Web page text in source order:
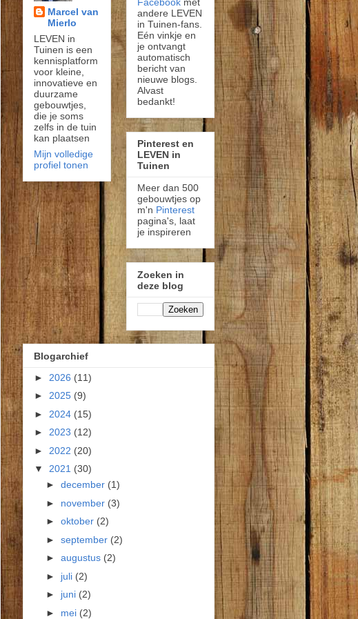
Marcel van
Mierlo
LEVEN in
Tuinen is een
kennisplatform
voor kleine,
innovatieve en
duurzame
gebouwtjes,
die je soms
zelfs in de tuin
kan plaatsen
Mijn volledige
profiel tonen
andere LEVEN
in Tuinen-fans.
Eén vinkje en
je ontvangt
automatisch
bericht van
nieuwe blogs.
Alvast
bedankt!
Pinterest en
LEVEN in
Tuinen
Meer dan 500
gebouwtjes op
m'n Pinterest
pagina's, laat
je inspireren
Zoeken in
deze blog
Blogarchief
► 2026 (11)
► 2025 (9)
► 2024 (15)
► 2023 (12)
► 2022 (20)
▼ 2021 (30)
► december (1)
► november (3)
► oktober (2)
► september (2)
► augustus (2)
► juli (2)
► juni (2)
► mei (2)